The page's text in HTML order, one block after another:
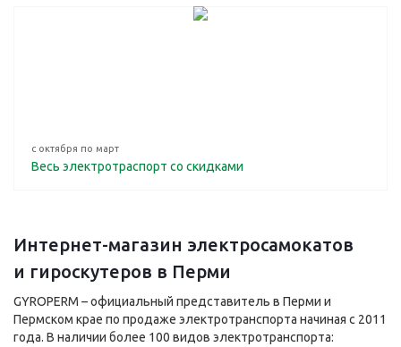
с октября по март
Весь электротраспорт со скидками
Интернет-магазин электросамокатов
и гироскутеров в Перми
GYROPERM – официальный представитель в Перми и
Пермском крае по продаже электротранспорта начиная с 2011
года. В наличии более 100 видов электротранспорта: